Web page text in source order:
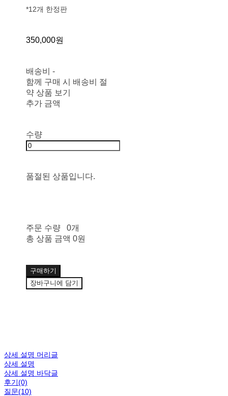
*12개 한정판
350,000원
배송비-
함께 구매 시 배송비 절
약 상품 보기
추가 금액
수량
품절된 상품입니다.
주문 수량
0개
총 상품 금액 0원
구매하기
장바구니에 담기
상세 설명 머리글
상세 설명
상세 설명 바닥글
후기(0)
질문(10)